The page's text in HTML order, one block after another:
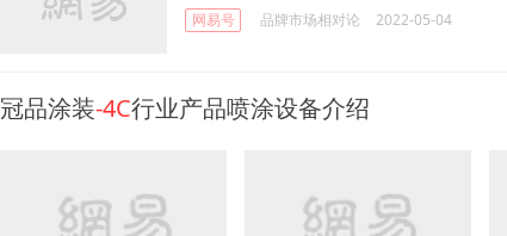
网易号 品牌市场相对论 2022-05-04
冠品涂装-4C行业产品喷涂设备介绍